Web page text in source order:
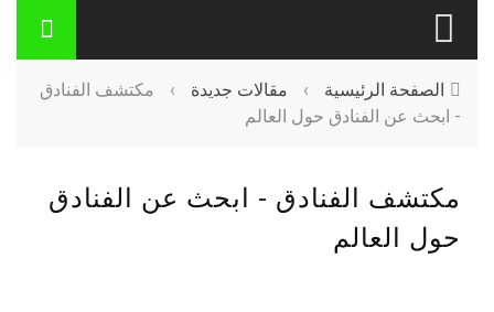
الصفحة الرئيسية › مقالات جديدة ›
مكتشف الفنادق
- ابحث عن الفنادق حول العالم
مكتشف الفنادق - ابحث عن الفنادق
حول العالم